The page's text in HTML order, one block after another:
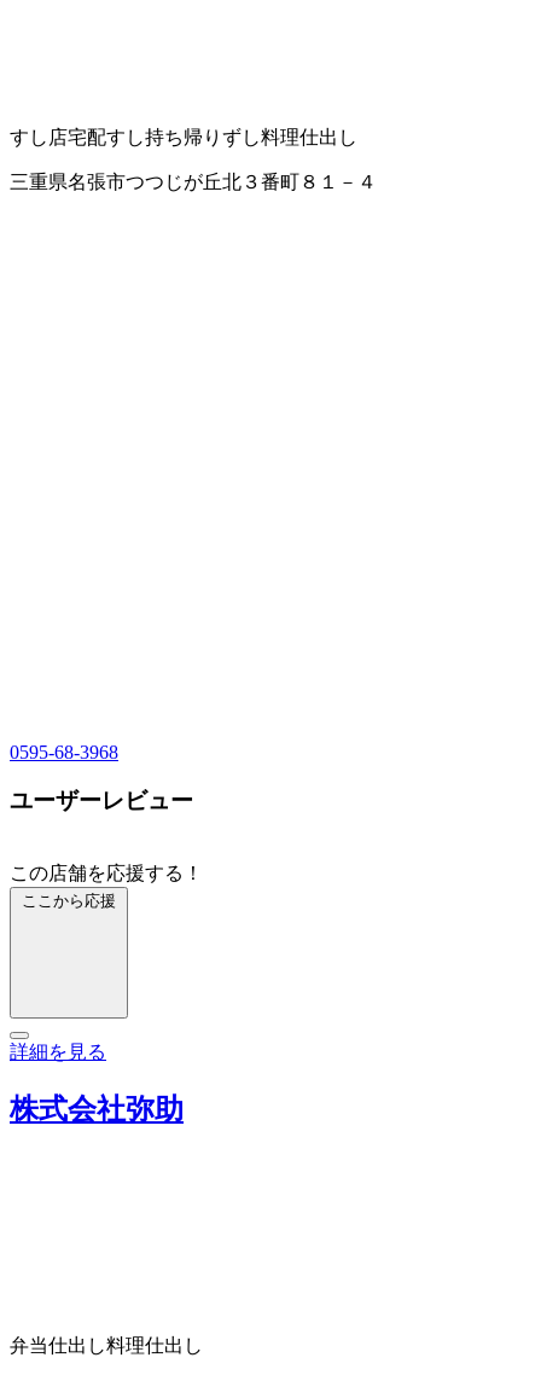
すし店宅配すし持ち帰りずし料理仕出し
三重県名張市つつじが丘北３番町８１－４
0595-68-3968
ユーザーレビュー
この店舗を応援する！
ここから応援
詳細を見る
株式会社弥助
弁当仕出し料理仕出し